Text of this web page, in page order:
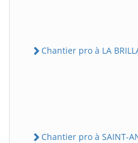
Chantier pro à LA
Chantier pro à SAINT-